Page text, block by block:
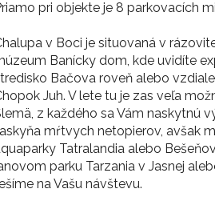
pri objekte je 8 parkovacích
v Boci je situovaná v
Banícky dom, kde uvidíte
Bačova roveň alebo
Juh. V lete tu je zas veľa
z každého sa Vám naskytnú
mŕtvych netopierov, avšak
Tatralandia alebo
parku Tarzania v Jasnej
na Vašu návštevu.